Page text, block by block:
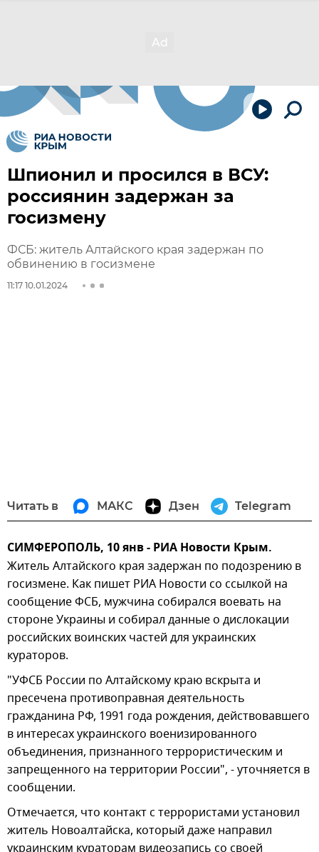
Шпионил и просился в ВСУ:
россиянин задержан за
госизмену
ФСБ: житель Алтайского края задержан по
обвинению в госизмене
11:17 10.01.2024
Читать в МАКС Дзен Telegram
СИМФЕРОПОЛЬ, 10 янв - РИА Новости Крым.
Житель Алтайского края задержан по подозрению в
госизмене. Как пишет РИА Новости со ссылкой на
сообщение ФСБ, мужчина собирался воевать на
стороне Украины и собирал данные о дислокации
российских воинских частей для украинских
кураторов.
"УФСБ России по Алтайскому краю вскрыта и
пресечена противоправная деятельность
гражданина РФ, 1991 года рождения, действовавшего
в интересах украинского военизированного
объединения, признанного террористическим и
запрещенного на территории России", - уточняется в
сообщении.
Отмечается, что контакт с террористами установил
житель Новоалтайска, который даже направил
украинским кураторам видеозапись со своей